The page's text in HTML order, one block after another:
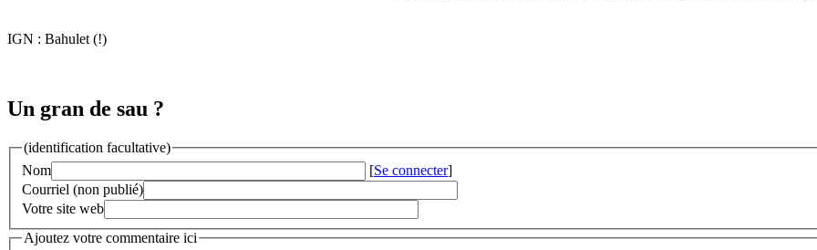
IGN : Bahulet (!)
Un gran de sau ?
(identification facultative)
Nom
[Se connecter]
Courriel (non publié)
Votre site web
Ajoutez votre commentaire ici